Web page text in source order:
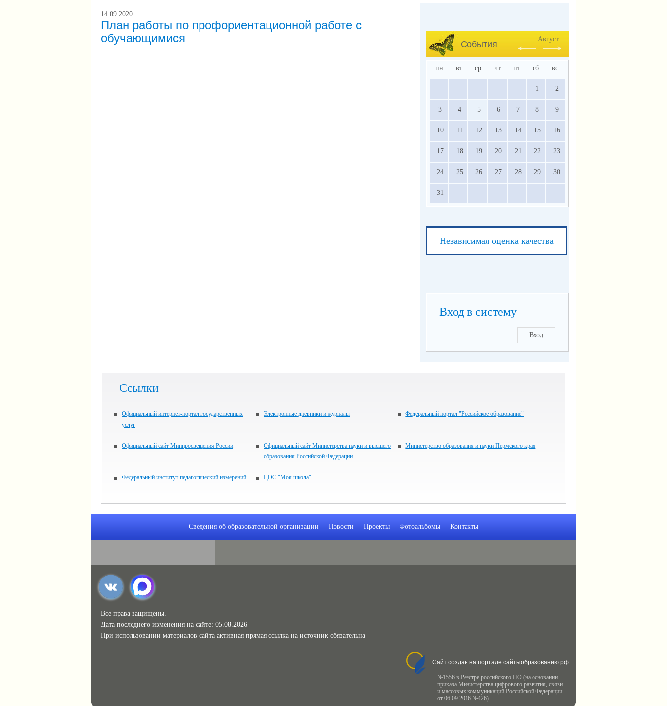
14.09.2020
План работы по профориентационной работе с
обучающимися
События
Август
пн вт ср чт пт сб вс
1 2
3 4 5 6 7 8 9
10 11 12 13 14 15 16
17 18 19 20 21 22 23
24 25 26 27 28 29 30
31
Независимая оценка качества
Вход в систему
Вход
Ссылки
Официальный интернет-портал государственных
услуг
Электронные дневники и журналы Федеральный портал "Российское образование"
Официальный сайт Минпросвещения России
Официальный сайт Министерства науки и высшего
образования Российской Федерации
Министерство образования и науки Пермского края
Федеральный институт педагогический измерений ЦОС "Моя школа"
Сведения об образовательной организации Новости Проекты Фотоальбомы Контакты
Все права защищены.
Дата последнего изменения на сайте: 05.08.2026
При использовании материалов сайта активная прямая ссылка на источник обязательна
Сайт создан на портале сайтыобразованию.рф
№1556 в Реестре российского ПО (на основании
приказа Министерства цифрового развития, связи
и массовых коммуникаций Российской Федерации
от 06.09.2016 №426)